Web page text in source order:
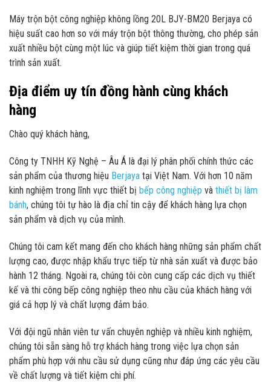
Máy trộn bột công nghiệp không lồng 20L BJY-BM20 Berjaya có
hiệu suất cao hơn so với máy trộn bột thông thường, cho phép sản
xuất nhiều bột cùng một lúc và giúp tiết kiệm thời gian trong quá
trình sản xuất.
Địa điểm uy tín đồng hành cùng khách
hàng
Chào quý khách hàng,
Công ty TNHH Kỹ Nghệ – Âu Á là đại lý phân phối chính thức các
sản phẩm của thương hiệu Berjaya tại Việt Nam. Với hơn 10 năm
kinh nghiệm trong lĩnh vực thiết bị bếp công nghiệp và thiết bị làm
bánh, chúng tôi tự hào là địa chỉ tin cậy để khách hàng lựa chọn
sản phẩm và dịch vụ của mình.
Chúng tôi cam kết mang đến cho khách hàng những sản phẩm chất
lượng cao, được nhập khẩu trực tiếp từ nhà sản xuất và được bảo
hành 12 tháng. Ngoài ra, chúng tôi còn cung cấp các dịch vụ thiết
kế và thi công bếp công nghiệp theo nhu cầu của khách hàng với
giá cả hợp lý và chất lượng đảm bảo.
Với đội ngũ nhân viên tư vấn chuyên nghiệp và nhiều kinh nghiệm,
chúng tôi sẵn sàng hỗ trợ khách hàng trong việc lựa chọn sản
phẩm phù hợp với nhu cầu sử dụng cũng như đáp ứng các yêu cầu
về chất lượng và tiết kiệm chi phí.